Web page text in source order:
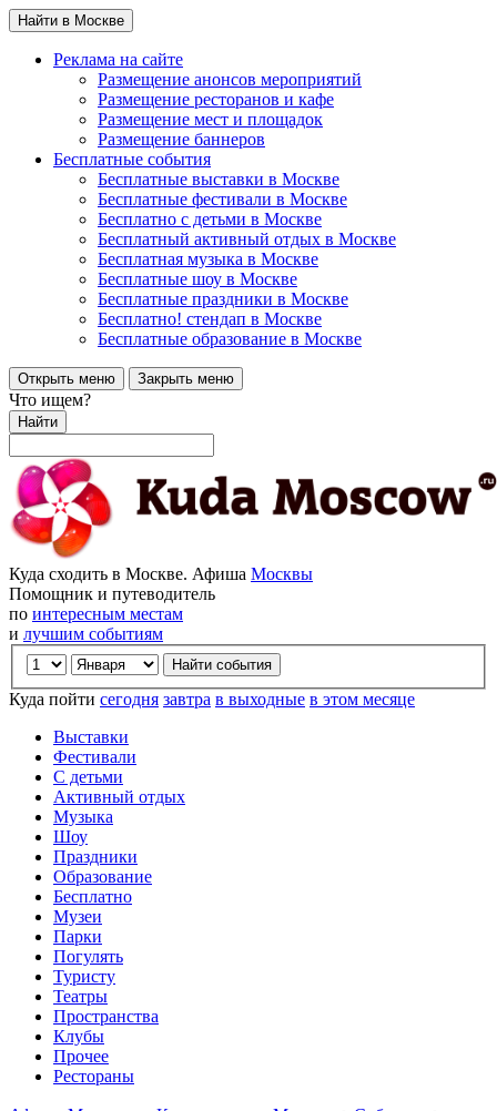
Найти в Москве
Реклама на сайте
Размещение анонсов мероприятий
Размещение ресторанов и кафе
Размещение мест и площадок
Размещение баннеров
Бесплатные события
Бесплатные выставки в Москве
Бесплатные фестивали в Москве
Бесплатно с детьми в Москве
Бесплатный активный отдых в Москве
Бесплатная музыка в Москве
Бесплатные шоу в Москве
Бесплатные праздники в Москве
Бесплатно! стендап в Москве
Бесплатные образование в Москве
Открыть меню Закрыть меню
Что ищем?
Найти
Куда сходить в Москве. Афиша Москвы
Помощник и путеводитель
по интересным местам
и лучшим событиям
Куда пойти сегодня завтра в выходные в этом месяце
Выставки
Фестивали
С детьми
Активный отдых
Музыка
Шоу
Праздники
Образование
Бесплатно
Музеи
Парки
Погулять
Туристу
Театры
Пространства
Клубы
Прочее
Рестораны